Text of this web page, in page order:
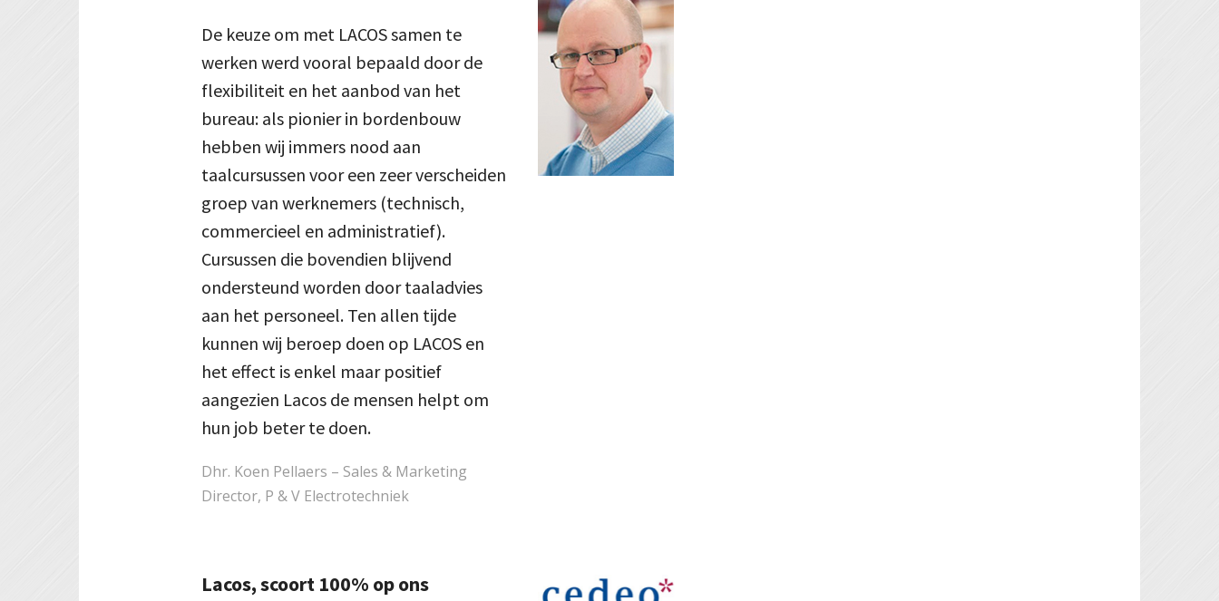
De keuze om met LACOS samen te
werken werd vooral bepaald door de
flexibiliteit en het aanbod van het
bureau: als pionier in bordenbouw
hebben wij immers nood aan
taalcursussen voor een zeer verscheiden
groep van werknemers (technisch,
commercieel en administratief).
Cursussen die bovendien blijvend
ondersteund worden door taaladvies
aan het personeel. Ten allen tijde
kunnen wij beroep doen op LACOS en
het effect is enkel maar positief
aangezien Lacos de mensen helpt om
hun job beter te doen.
Dhr. Koen Pellaers – Sales & Marketing
Director, P & V Electrotechniek
Lacos, scoort 100% op ons